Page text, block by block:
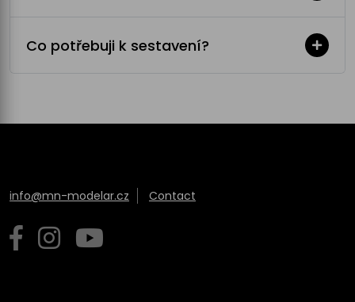
Co potřebuji k sestavení?
info@mn-modelar.cz Contact